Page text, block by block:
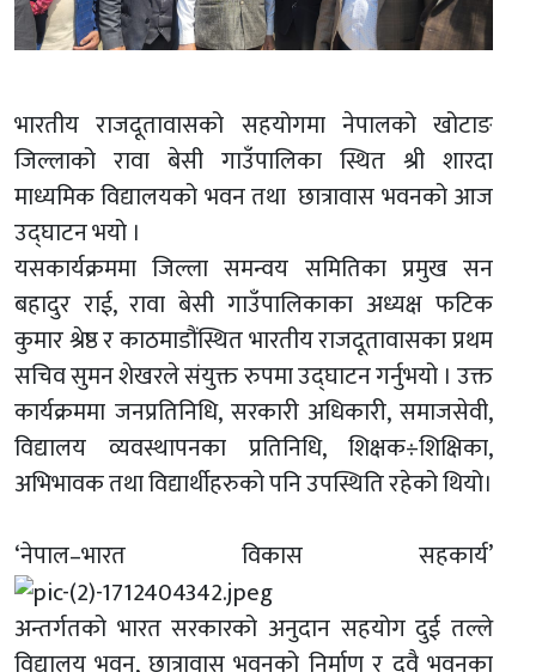
भारतीय राजदूतावासको सहयोगमा नेपालको खोटाङ
जिल्लाको रावा बेसी गाउँपालिका स्थित श्री शारदा
माध्यमिक विद्यालयको भवन तथा छात्रावास भवनको आज
उद्घाटन भयो ।
यसकार्यक्रममा जिल्ला समन्वय समितिका प्रमुख सन
बहादुर राई, रावा बेसी गाउँपालिकाका अध्यक्ष फटिक
कुमार श्रेष्ठ र काठमाडौंस्थित भारतीय राजदूतावासका प्रथम
सचिव सुमन शेखरले संयुक्त रुपमा उद्घाटन गर्नुभयो । उक्त
कार्यक्रममा जनप्रतिनिधि, सरकारी अधिकारी, समाजसेवी,
विद्यालय व्यवस्थापनका प्रतिनिधि, शिक्षक÷शिक्षिका,
अभिभावक तथा विद्यार्थीहरुको पनि उपस्थिति रहेको थियो।
‘नेपाल–भारत विकास सहकार्य’
अन्तर्गतको भारत सरकारको अनुदान सहयोग दुई तल्ले